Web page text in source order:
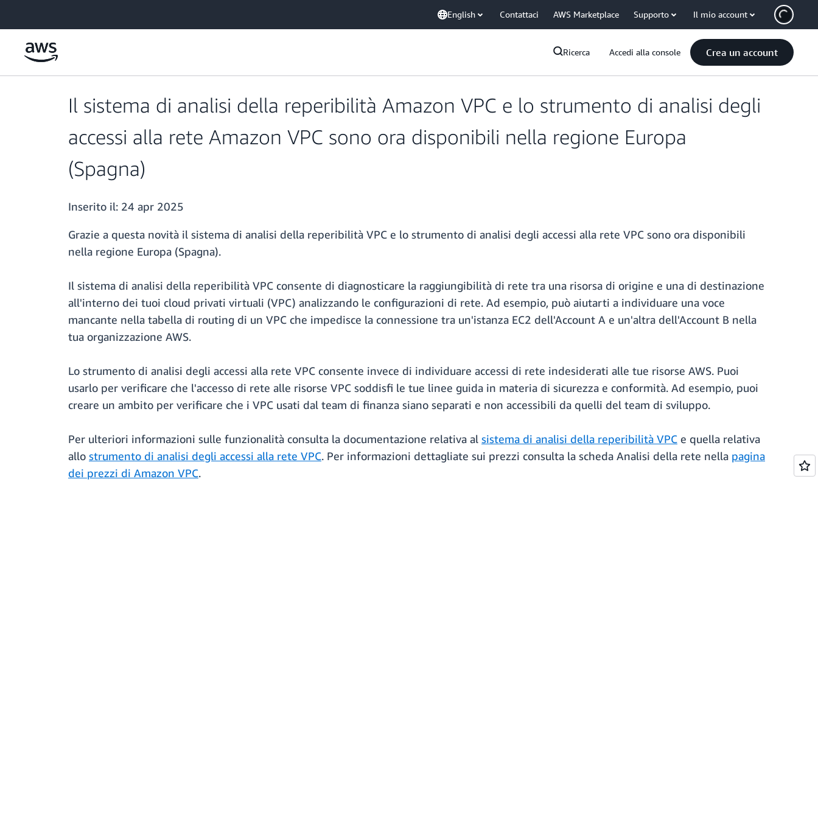
English Contattaci AWS Marketplace Supporto Il mio account
Ricerca Accedi alla console Crea un account
Il sistema di analisi della reperibilità Amazon VPC e lo strumento di analisi degli
accessi alla rete Amazon VPC sono ora disponibili nella regione Europa
(Spagna)
Inserito il: 24 apr 2025
Grazie a questa novità il sistema di analisi della reperibilità VPC e lo strumento di analisi degli accessi alla rete VPC sono ora disponibili
nella regione Europa (Spagna).
Il sistema di analisi della reperibilità VPC consente di diagnosticare la raggiungibilità di rete tra una risorsa di origine e una di destinazione
all'interno dei tuoi cloud privati virtuali (VPC) analizzando le configurazioni di rete. Ad esempio, può aiutarti a individuare una voce
mancante nella tabella di routing di un VPC che impedisce la connessione tra un'istanza EC2 dell'Account A e un'altra dell'Account B nella
tua organizzazione AWS.
Lo strumento di analisi degli accessi alla rete VPC consente invece di individuare accessi di rete indesiderati alle tue risorse AWS. Puoi
usarlo per verificare che l'accesso di rete alle risorse VPC soddisfi le tue linee guida in materia di sicurezza e conformità. Ad esempio, puoi
creare un ambito per verificare che i VPC usati dal team di finanza siano separati e non accessibili da quelli del team di sviluppo.
Per ulteriori informazioni sulle funzionalità consulta la documentazione relativa al sistema di analisi della reperibilità VPC e quella relativa
allo strumento di analisi degli accessi alla rete VPC. Per informazioni dettagliate sui prezzi consulta la scheda Analisi della rete nella pagina
dei prezzi di Amazon VPC.